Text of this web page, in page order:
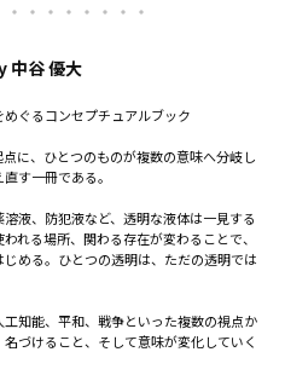
中谷 優大
ぐるコンセプチュアルブック
に、ひとつのものが複数の意味へ分岐し
す一冊である。
液、防犯液など、透明な液体は一見する
れる場所、関わる存在が変わることで、
める。ひとつの透明は、ただの透明では
知能、平和、戦争といった複数の視点か
づけること、そして意味が変化していく